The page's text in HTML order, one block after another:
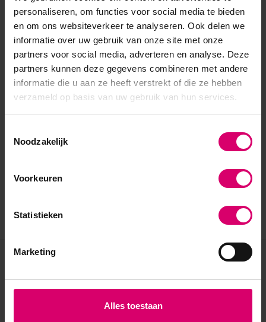
personaliseren, om functies voor social media te bieden
en om ons websiteverkeer te analyseren. Ook delen we
informatie over uw gebruik van onze site met onze
partners voor social media, adverteren en analyse. Deze
partners kunnen deze gegevens combineren met andere
informatie die u aan ze heeft verstrekt of die ze hebben
verzameld op basis van uw gebruik van hun services.
Noodzakelijk
Voorkeuren
Statistieken
Marketing
Alles toestaan